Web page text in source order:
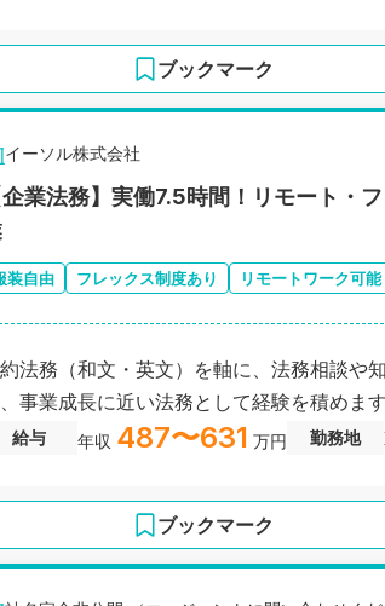
ブックマーク
イーソル株式会社
企業法務】実働7.5時間！リモート・
装自由 フレックス制度あり リモートワーク可能
法務（和文・英文）を軸に、法務相談や
事業成長に近い法務として経験を積めます
給与 年収 487〜631 万円 勤務地
ブックマーク